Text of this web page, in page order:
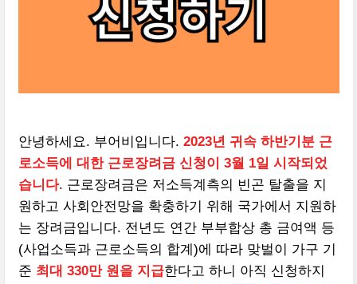
안녕하세요. 부어비입니다. 2023년 귀속 하반기분 근
로소득에 대한 근로장려금 신청이 3월 1일 시작되었
습니다. 근로장려금은 저소득계측의 빈곤 탈출을 지
원하고 사회안전망을 확충하기 위해 국가에서 지원하
는 장려금입니다. 전년도 연간 부부합상 총 금여액 등
(사업소득과 근로소득의 합계)에 따라 맞벌이 가구 기
준 최대 330만 원을 지급한다고 하니 아직 신청하지